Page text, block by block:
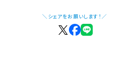
＼シェアをお願いします！／